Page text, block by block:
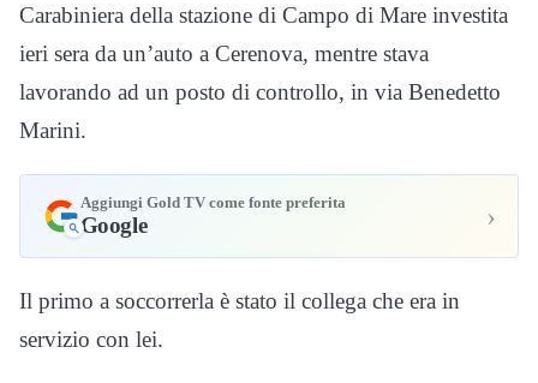
Carabiniera della stazione di Campo di Mare investita
ieri sera da un’auto a Cerenova, mentre stava
lavorando ad un posto di controllo, in via Benedetto
Marini.
Aggiungi Gold TV come fonte preferita
Google ›
Il primo a soccorrerla è stato il collega che era in
servizio con lei.